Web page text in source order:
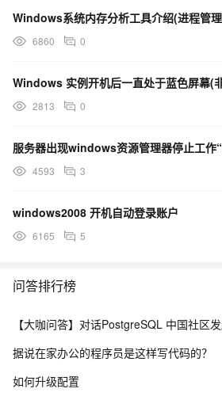
6860 0
2813 0
服务器出现windows资源管理器停止工作“
4593 3
windows2008 开机自动登录账户
6165 5
问答排行榜
据说在家办公的程序员是这样写代码的？
如何升级配置